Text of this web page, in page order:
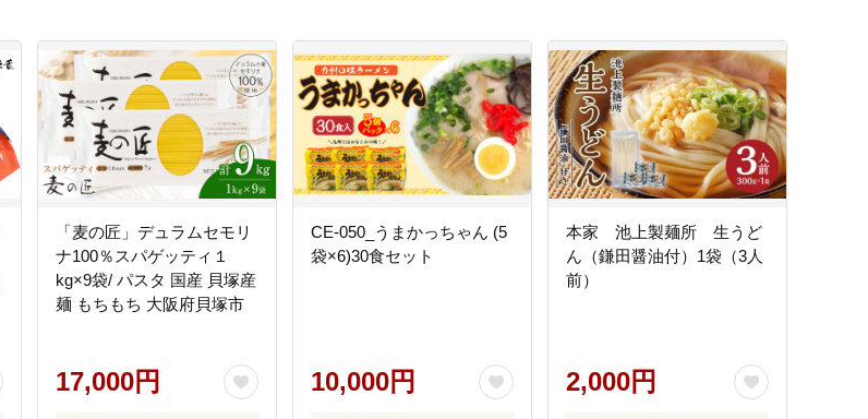
「麦の匠」デュラムセモリ
ナ100％スパゲッティ１
kg×9袋/ パスタ 国産 貝塚産
麺 もちもち 大阪府貝塚市
17,000円
CE-050_うまかっちゃん (5
袋×6)30食セット
10,000円
本家 池上製麺所 生うど
ん（鎌田醤油付）1袋（3人
前）
2,000円